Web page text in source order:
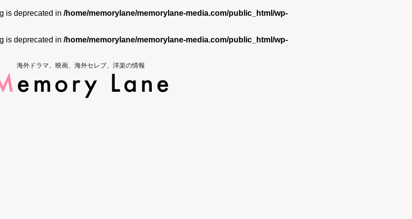
is deprecated in /home/memorylane/memorylane-media.com/public_html/wp-
is deprecated in /home/memorylane/memorylane-media.com/public_html/wp-
海外ドラマ、映画、海外セレブ、洋楽の情報